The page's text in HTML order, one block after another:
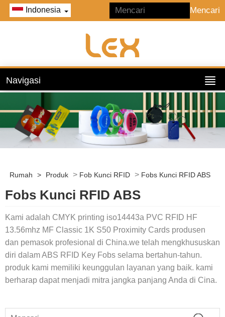
Indonesia
Navigasi
Rumah > Produk > Fob Kunci RFID > Fobs Kunci RFID ABS
Fobs Kunci RFID ABS
Kami adalah CMYK printing iso14443a PVC RFID HF
13.56mhz MF Classic 1K S50 Proximity Cards produsen
dan pemasok profesional di China.we telah mengkhususkan
diri dalam ABS RFID Key Fobs selama bertahun-tahun.
produk kami memiliki keunggulan layanan yang baik. kami
berharap dapat menjadi mitra jangka panjang Anda di Cina.